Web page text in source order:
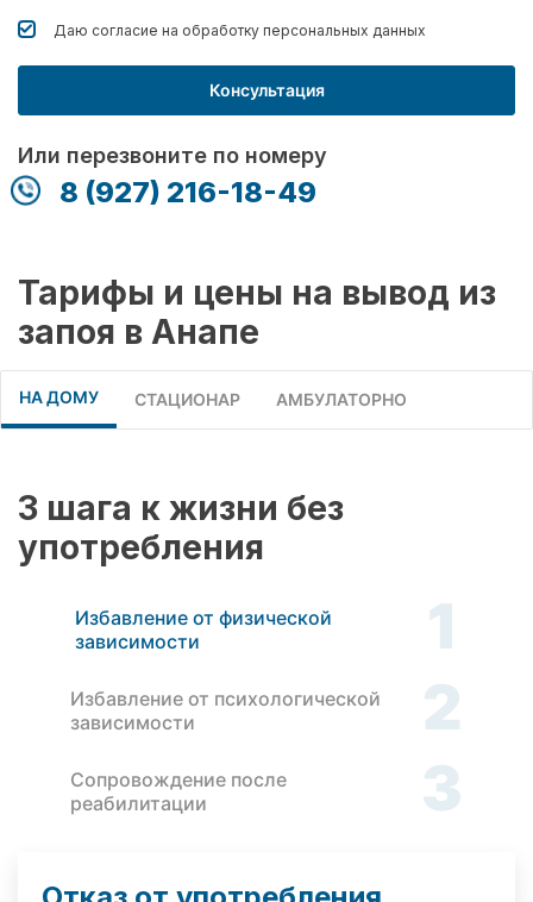
Даю согласие на обработку персональных данных
Консультация
Или перезвоните по номеру
8 (927) 216-18-49
Тарифы и цены на вывод из
запоя в Анапе
НА ДОМУ СТАЦИОНАР АМБУЛАТОРНО
3 шага к жизни без
употребления
Избавление от физической
зависимости
1
Избавление от психологической
зависимости
2
Сопровождение после
реабилитации
3